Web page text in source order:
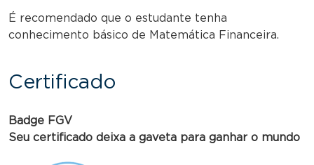
É recomendado que o estudante tenha
conhecimento básico de Matemática Financeira.
Certificado
Badge FGV
Seu certificado deixa a gaveta para ganhar o mundo